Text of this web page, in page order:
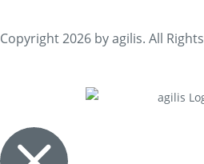
Copyright 2026 by agilis. All